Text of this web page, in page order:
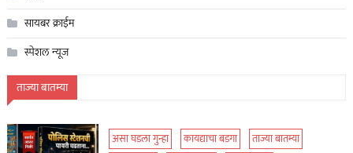
सायबर क्राईम
स्पेशल न्यूज
ताज्या बातम्या
असा घडला गुन्हा कायद्याचा बडगा
ताज्या बातम्या